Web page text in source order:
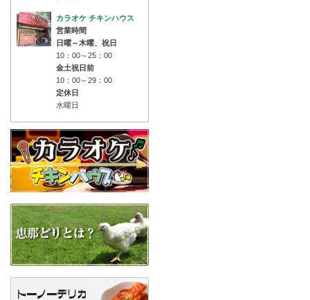
カラオケ チキンハウス
営業時間
日曜～木曜、祝日
10：00～25：00
金土祝日前
10：00～29：00
定休日
水曜日